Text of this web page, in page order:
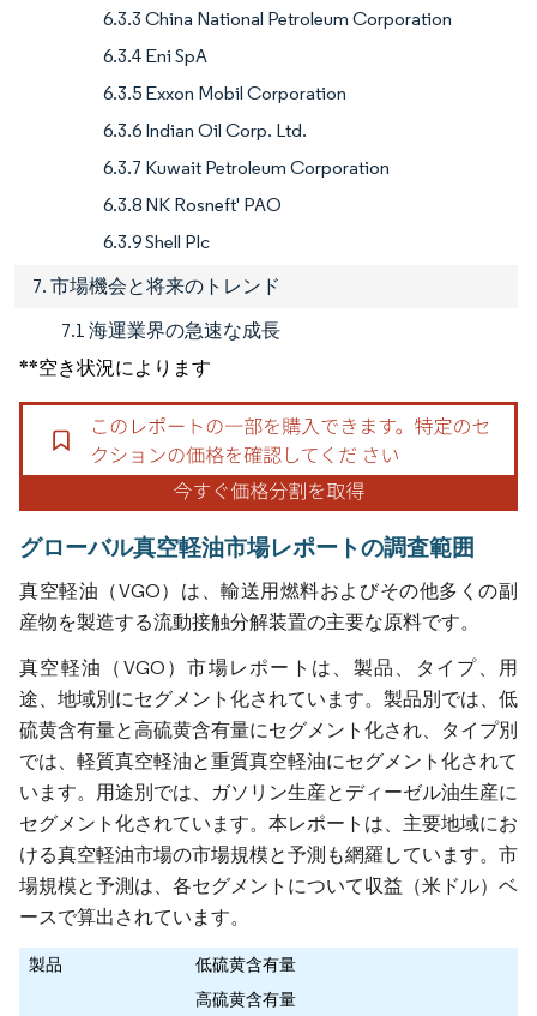
6.3.3 China National Petroleum Corporation
6.3.4 Eni SpA
6.3.5 Exxon Mobil Corporation
6.3.6 Indian Oil Corp. Ltd.
6.3.7 Kuwait Petroleum Corporation
6.3.8 NK Rosneft' PAO
6.3.9 Shell Plc
7. 市場機会と将来のトレンド
7.1 海運業界の急速な成長
**空き状況によります
グローバル真空軽油市場レポートの調査範囲
真空軽油（VGO）は、輸送用燃料およびその他多くの副
産物を製造する流動接触分解装置の主要な原料です。
真空軽油（VGO）市場レポートは、製品、タイプ、用
途、地域別にセグメント化されています。製品別では、低
硫黄含有量と高硫黄含有量にセグメント化され、タイプ別
では、軽質真空軽油と重質真空軽油にセグメント化されて
います。用途別では、ガソリン生産とディーゼル油生産に
セグメント化されています。本レポートは、主要地域にお
ける真空軽油市場の市場規模と予測も網羅しています。市
場規模と予測は、各セグメントについて収益（米ドル）ベ
ースで算出されています。
製品
低硫黄含有量
高硫黄含有量